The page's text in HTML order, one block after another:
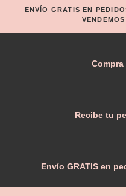
ENVÍO GRATIS EN
Compra
Recibe tu
Envío GRATIS en